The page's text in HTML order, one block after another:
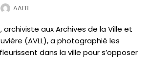
AAFB
archiviste aux Archives de la Ville et
(AVLL), a photographié les
dans la ville pour s’opposer